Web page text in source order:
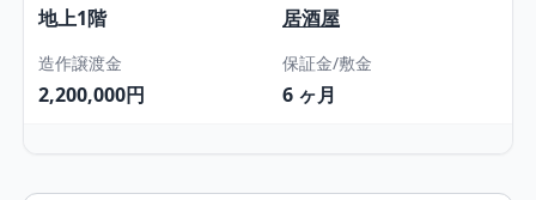
地上1階 居酒屋
造作譲渡金
2,200,000円
保証金/敷金
6 ヶ月